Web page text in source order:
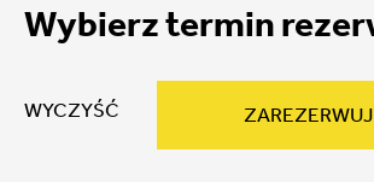
Wybierz termin
WYCZYŚĆ ZAREZERWUJ